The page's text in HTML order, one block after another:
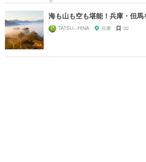
海も山も空も堪能！兵庫・但馬
TATSU-.-HINA 兵庫 32